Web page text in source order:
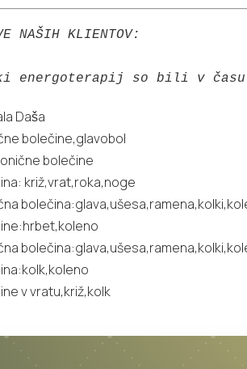
NAŠIH KLIENTOV:
energoterapij so bili v